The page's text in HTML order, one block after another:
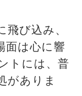
び込み、
面は心に響
トには、普
がありま